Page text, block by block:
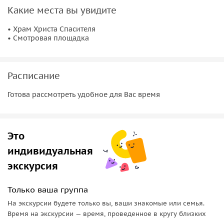
Завершится экскурсия подъёмом на смотровую площадку
Храма Христа Спасителя
виды на центр Москвы — Кремль, Москву-реку и старые
впечатлениями.
Какие места вы увидите
• Храм Христа Спасителя
• Смотровая площадка
Расписание
Готова рассмотреть удобное для Вас время
Это
индивидуальная
экскурсия
Только ваша группа
На экскурсии будете только вы, ваши знакомые или семья.
Время на экскурсии — время, проведенное в кругу близких